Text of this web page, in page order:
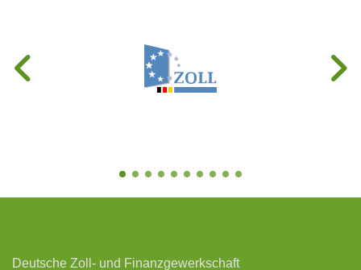
Deutsche Zoll- und Finanzgewerkschaft